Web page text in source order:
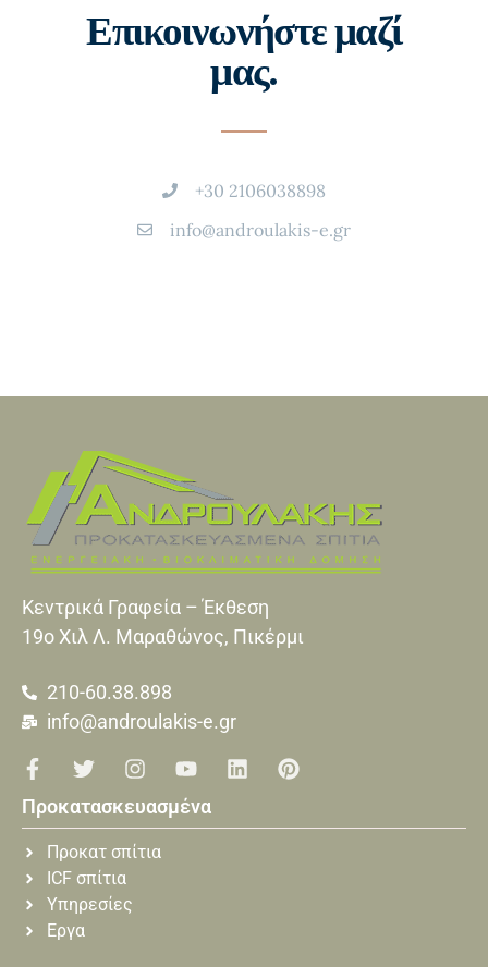
Επικοινωνήστε μαζί
μας.
+30 2106038898
info@androulakis-e.gr
Κεντρικά Γραφεία – Έκθεση
19o Xιλ Λ. Μαραθώνος, Πικέρμι
210-60.38.898
info@androulakis-e.gr
Προκατασκευασμένα
Προκατ σπίτια
ICF σπίτια
Υπηρεσίες
Εργα